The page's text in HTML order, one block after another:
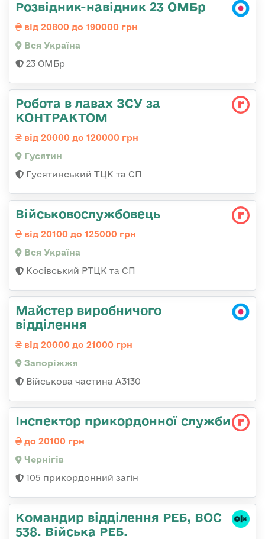
Розвідник-навідник 23 ОМБр
від 20800 до 190000 грн
Вся Україна
23 ОМБр
Робота в лавах ЗСУ за
КОНТРАКТОМ
від 20000 до 120000 грн
Гусятин
Гусятинський ТЦК та СП
Військовослужбовець
від 20100 до 125000 грн
Вся Україна
Косівський РТЦК та СП
Майстер виробничого
відділення
від 20000 до 21000 грн
Запоріжжя
Військова частина А3130
Інспектор прикордонної служби
до 20100 грн
Чернігів
105 прикордонний загін
Командир відділення РЕБ, ВОС
538. Війська РЕБ.